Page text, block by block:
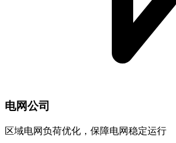
电网公司
区域电网负荷优化，保障电网稳定运行